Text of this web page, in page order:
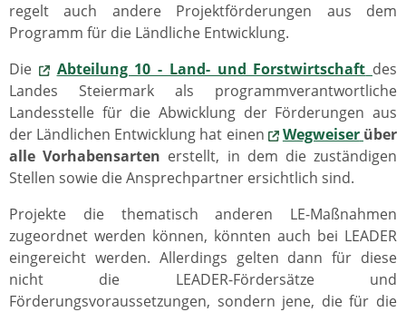
regelt auch andere Projektförderungen aus dem
Programm für die Ländliche Entwicklung.
Die
Abteilung 10 - Land- und Forstwirtschaft des
Landes Steiermark als programmverantwortliche
Landesstelle für die Abwicklung der Förderungen aus
der Ländlichen Entwicklung hat einen
Wegweiser über
alle Vorhabensarten erstellt, in dem die zuständigen
Stellen sowie die Ansprechpartner ersichtlich sind.
Projekte die thematisch anderen LE-Maßnahmen
zugeordnet werden können, könnten auch bei LEADER
eingereicht werden. Allerdings gelten dann für diese
nicht die LEADER-Fördersätze und
Förderungsvoraussetzungen, sondern jene, die für die